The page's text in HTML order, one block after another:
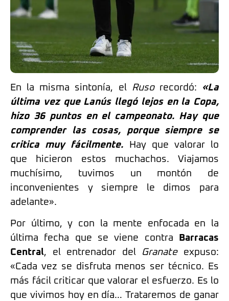
En la misma sintonía, el Rusorecordó:
«La
última vez que Lanús llegó lejos en la Copa,
hizo 36 puntos en el campeonato. Hay que
comprender las cosas, porque siempre se
critica muy fácilmente.
Hay que valorar lo
que hicieron estos muchachos. Viajamos
muchísimo, tuvimos un montón de
inconvenientes y siempre le dimos para
adelante».
Por último, y con la mente enfocada en la
última fecha que se viene contra
Barracas
Central, el entrenador del Granateexpuso:
«Cada vez se disfruta menos ser técnico. Es
más fácil criticar que valorar el esfuerzo. Es lo
que vivimos hoy en día… Trataremos de ganar